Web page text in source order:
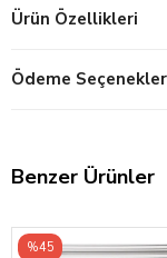
Ürün Özellikleri
Ödeme
Benzer Ürünler
%45